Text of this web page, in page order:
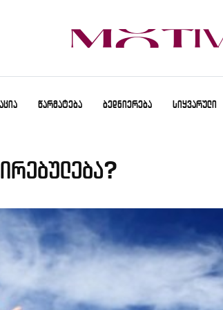
ᲬᲐᲠᲛᲐᲢᲔᲑᲐ ᲑᲔᲓᲜᲘᲔᲠᲔᲑᲐ ᲡᲘᲧᲕᲐᲠᲣᲚᲘ